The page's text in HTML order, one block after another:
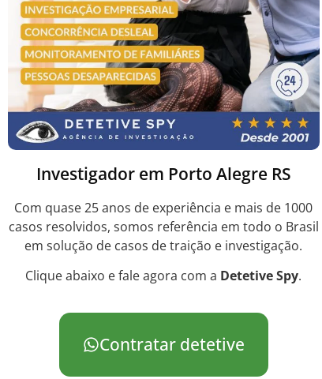
Investigador em Porto Alegre RS
Com quase 25 anos de experiência e mais de 1000
casos resolvidos, somos referência em todo o Brasil
em solução de casos de traição e investigação.
Clique abaixo e fale agora com a Detetive Spy.
Contratar detetive